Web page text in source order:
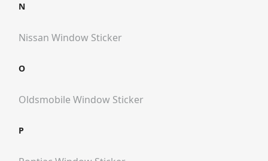
N
Nissan Window Sticker
O
Oldsmobile Window Sticker
P